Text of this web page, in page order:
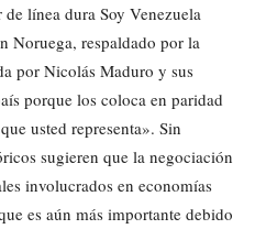
línea dura Soy Venezuela
Noruega, respaldado por la
por Nicolás Maduro y sus
porque los coloca en paridad
usted representa». Sin
sugieren que la negociación
involucrados en economías
es aún más importante debido